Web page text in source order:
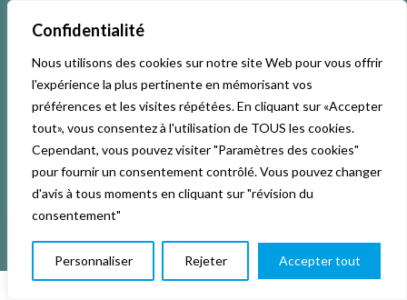
Confidentialité
Nous utilisons des cookies sur notre site Web pour vous offrir
l'expérience la plus pertinente en mémorisant vos
préférences et les visites répétées. En cliquant sur «Accepter
tout», vous consentez à l'utilisation de TOUS les cookies.
Cependant, vous pouvez visiter "Paramètres des cookies"
pour fournir un consentement contrôlé. Vous pouvez changer
d'avis à tous moments en cliquant sur "révision du
consentement"
Personnaliser Rejeter Accepter tout
Événements Studios L’association
La vie de La KAB’ Club